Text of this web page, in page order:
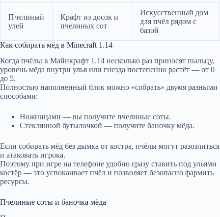
Пчелиный
улей
Крафт из досок и
пчелиных сот
Искусственный дом
для пчёл рядом с
базой
Как собирать мёд в Minecraft 1.14
Когда пчёлы в Майнкрафт 1.14 несколько раз приносят пыльцу,
уровень мёда внутри улья или гнезда постепенно растёт — от 0
до 5.
Полностью наполненный блок можно «собрать» двумя разными
способами:
Ножницами — вы получите пчелиные соты.
Стеклянной бутылочкой — получите баночку мёда.
Если собирать мёд без дымка от костра, пчёлы могут разозлиться
и атаковать игрока.
Поэтому при игре на телефоне удобно сразу ставить под ульями
костёр — это успокаивает пчёл и позволяет безопасно фармить
ресурсы.
Пчелиные соты и баночка мёда